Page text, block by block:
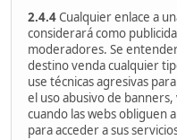
2.4.4Cualquier enlace a
considerará como
moderadores. Se
destino venda cualquier
use técnicas agresivas
el uso abusivo de
cuando las webs obliguen
para acceder a sus